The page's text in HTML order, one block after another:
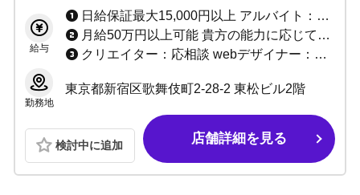
給与
日給保証最大15,000円以上 アルバイト：最大時給2,000円！
月給50万円以上可能 貴方の能力に応じてお給料+α致します！
クリエイター：応相談 webデザイナー：応相談
勤務地
東京都新宿区歌舞伎町2-28-2 東松ビル2階
検討中に追加 店舗詳細を見る